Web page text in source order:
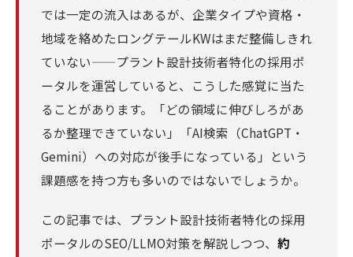
では一定の流入はあるが、企業タイプや資格・
地域を絡めたロングテールKWはまだ整備しきれ
ていない——プラント設計技術者特化の採用ポ
ータルを運営していると、こうした感覚に当た
ることがあります。「どの領域に伸びしろがあ
るか整理できていない」「AI検索（ChatGPT・
Gemini）への対応が後手になっている」という
課題感を持つ方も多いのではないでしょうか。
この記事では、プラント設計技術者特化の採用
ポータルのSEO/LLMO対策を解説しつつ、 約